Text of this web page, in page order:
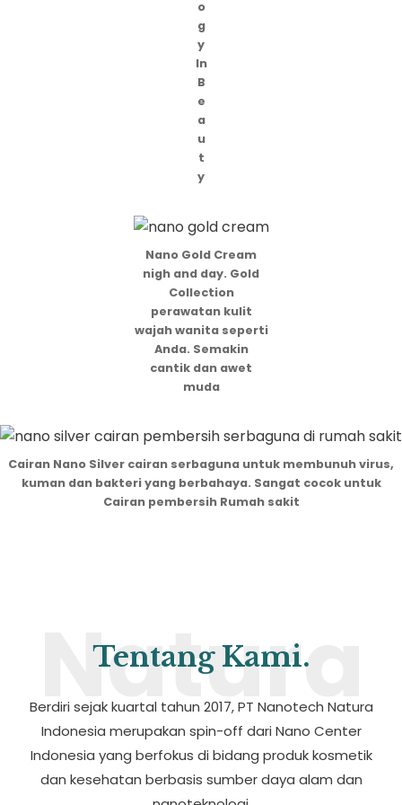
o
g
y
In
B
e
a
u
t
y
Nano Gold Cream
nigh and day. Gold
Collection
perawatan kulit
wajah wanita seperti
Anda. Semakin
cantik dan awet
muda
Cairan Nano Silver cairan serbaguna untuk membunuh virus,
kuman dan bakteri yang berbahaya. Sangat cocok untuk
Cairan pembersih Rumah sakit
Natura
Tentang Kami.
Berdiri sejak kuartal tahun 2017, PT Nanotech Natura
Indonesia merupakan spin-off dari Nano Center
Indonesia yang berfokus di bidang produk kosmetik
dan kesehatan berbasis sumber daya alam dan